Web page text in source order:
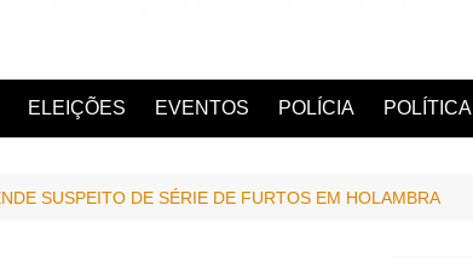
ELEIÇÕES EVENTOS POLÍCIA POLÍTICA
SUSPEITO DE SÉRIE DE FURTOS EM HOLAMBRA